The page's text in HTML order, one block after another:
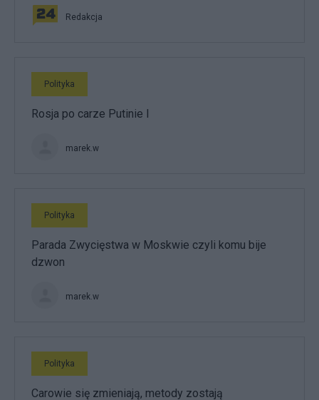
Redakcja
Polityka
Rosja po carze Putinie I
marek.w
Polityka
Parada Zwycięstwa w Moskwie czyli komu bije
dzwon
marek.w
Polityka
Carowie się zmieniają, metody zostają